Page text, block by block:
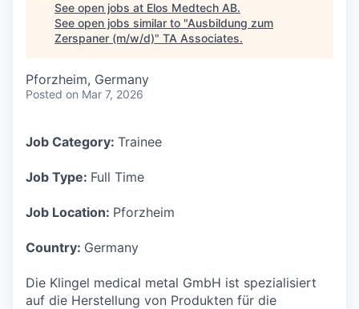
See open jobs at Elos Medtech AB.
See open jobs similar to "Ausbildung zum
Zerspaner (m/w/d)" TA Associates.
Pforzheim, Germany
Posted on Mar 7, 2026
Job Category: Trainee
Job Type: Full Time
Job Location: Pforzheim
Country: Germany
Die Klingel medical metal GmbH ist spezialisiert
auf die Herstellung von Produkten für die